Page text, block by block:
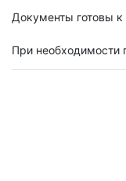
Документы готовы
При необходимости